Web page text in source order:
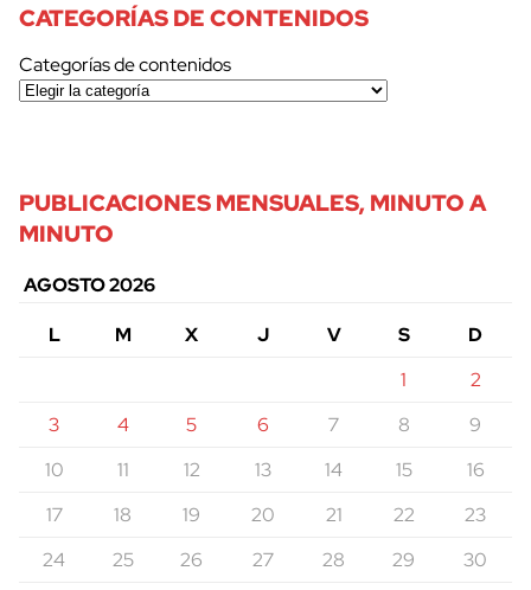
CATEGORÍAS DE CONTENIDOS
Categorías de contenidos
PUBLICACIONES MENSUALES, MINUTO A
MINUTO
AGOSTO 2026
L
M X J V S
D
1
2
3
4 5 6 7 8
9
10
11 12 13 14 15
16
17
18 19 20 21 22
23
24
25 26 27 28 29
30